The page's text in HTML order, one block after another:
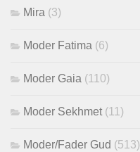
Mira (3)
Moder Fatima (6)
Moder Gaia (110)
Moder Sekhmet (11)
Moder/Fader Gud (513)